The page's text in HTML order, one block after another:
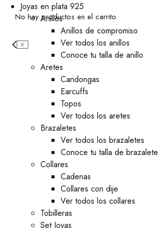
No hay productos en el carrito.
Joyas en plata 925
Anillos
Anillos de compromiso
Ver todos los anillos
Conoce tu talla de anillo
Aretes
⁠Candongas
Earcuffs
Topos
Ver todos los aretes
Brazaletes
Ver todos los brazaletes
Conoce tu talla de brazalete
Collares
Cadenas
Collares con dije
Ver todos los collares
Tobilleras
Set Joyas